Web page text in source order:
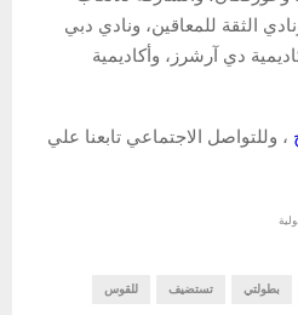
الثقة للمعاقين، ونادي دبي
دي آرشرز، وأكاديمية
، وللتواصل الاجتماعي تابعنا علي
بطولتي تستضيف للقوس